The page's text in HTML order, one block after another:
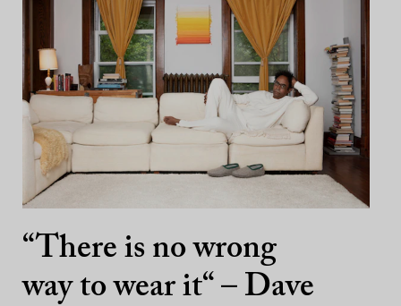
“There is no wrong
way to wear it“ – Dave